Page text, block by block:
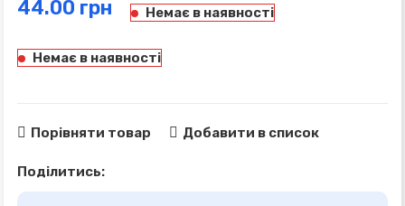
грн Немає в наявності
Немає в наявності
Порівняти товар Добавити в список
Поділитись: